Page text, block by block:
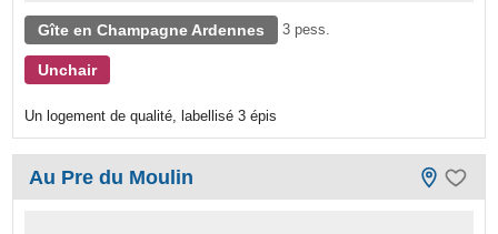
Gîte en Champagne Ardennes 3 pess.
Unchair
Un logement de qualité, labellisé 3 épis
Au Pre du Moulin